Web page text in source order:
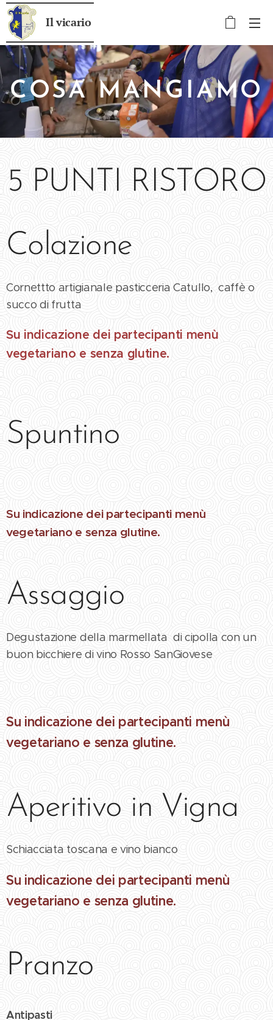
Il vicario
COSA MANGIAMO
5 PUNTI RISTORO
Colazione
Cornettto artigianale pasticceria Catullo, caffè o
succo di frutta
Su indicazione dei partecipanti menù
vegetariano e senza glutine.
Spuntino
Su indicazione dei partecipanti menù
vegetariano e senza glutine.
Assaggio
Degustazione della marmellata di cipolla con un
buon bicchiere di vino Rosso SanGiovese
Su indicazione dei partecipanti menù
vegetariano e senza glutine.
Aperitivo in Vigna
Schiacciata toscana e vino bianco
Su indicazione dei partecipanti menù
vegetariano e senza glutine.
Pranzo
Antipasti